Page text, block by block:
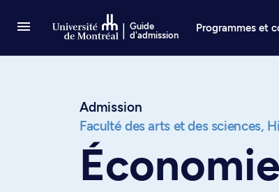
Guide
d'admission
Programmes et
Admission
Faculté des arts et des sciences,